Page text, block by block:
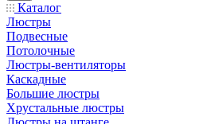
Каталог
Люстры
Подвесные
Потолочные
Люстры-вентиляторы
Каскадные
Большие люстры
Хрустальные люстры